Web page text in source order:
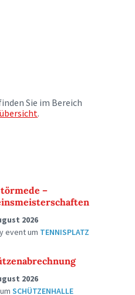
Sie im Bereich
.
–
2026
eventum TENNISPLATZ
2026
umSCHÜTZENHALLE